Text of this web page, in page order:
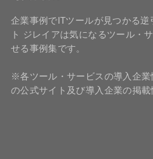
企業事例でITツールが見つかる逆
ト ジレイアは気になるツール・
せる事例集です。
※各ツール・サービスの導入企業
の公式サイト及び導入企業の掲載